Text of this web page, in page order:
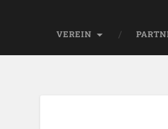
VEREIN